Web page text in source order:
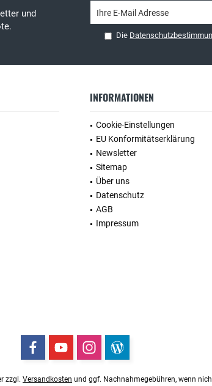
und
Die
INFORMATIONEN
Cookie-Einstellungen
EU Konformitätserklärung
Newsletter
Sitemap
Über uns
Datenschutz
AGB
Impressum
zzgl. Versandkosten und ggf. Nachnahmegebühren, wenn